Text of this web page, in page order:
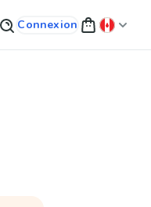
Connexion